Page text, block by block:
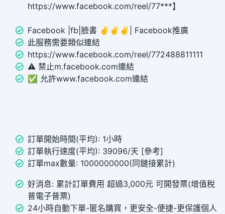
https://www.facebook.com/reel/77***】
Facebook |fb|臉書 ✌️✌️✌️| Facebook推廣
此服務需要類似連結
https://www.facebook.com/reel/772488811111
⚠️ 禁止m.facebook.com連結
✅ 允許www.facebook.com連結
訂單開始時間(平均): 1小時
訂單執行速度(平均): 39096/天 [參考]
訂單max數量: 1000000000(同鏈接累計)
好消息: 累計訂單費用 超過3,000元 可開發票(增值稅
普電子普票)
24小時自動下單-匿名購買，更安全-便捷-更保護個人